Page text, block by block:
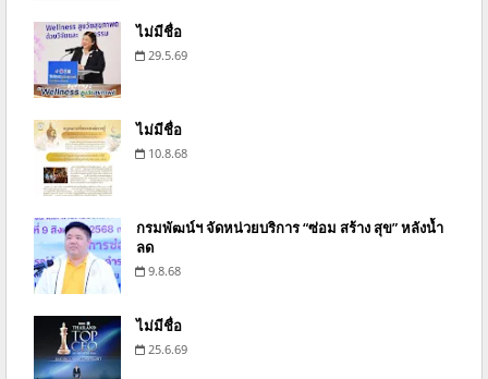
ไม่มีชื่อ
29.5.69
ไม่มีชื่อ
10.8.68
กรมพัฒน์ฯ จัดหน่วยบริการ “ซ่อม สร้าง สุข” หลังน้ำ
ลด
9.8.68
ไม่มีชื่อ
25.6.69